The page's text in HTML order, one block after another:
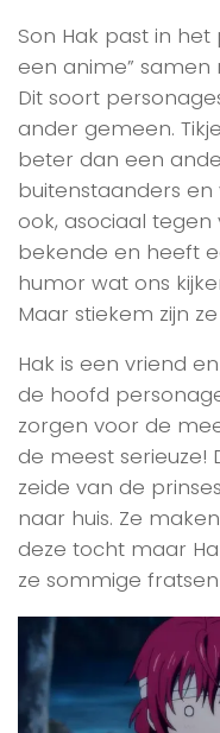
Son Hak past in
een anime” samen
Dit soort
ander gemeen.
beter dan een
buitenstaanders en
ook, asociaal
bekende en heeft
humor wat ons
Maar stiekem zijn
Hak is een vriend
de hoofd
zorgen voor de
de meest serieuze!
zeide van de
naar huis. Ze
deze tocht maar
ze sommige